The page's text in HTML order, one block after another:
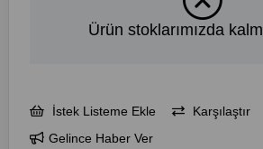
Ürün stoklarımızda
İstek Listeme Ekle
Karşılaştır
Gelince Haber Ver